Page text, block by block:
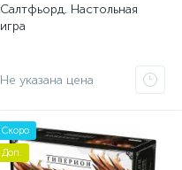
Салтфьорд. Настольная
игра
Не указана цена
Скоро
Доп.